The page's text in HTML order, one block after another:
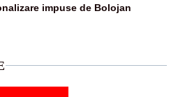
impuse de Bolojan